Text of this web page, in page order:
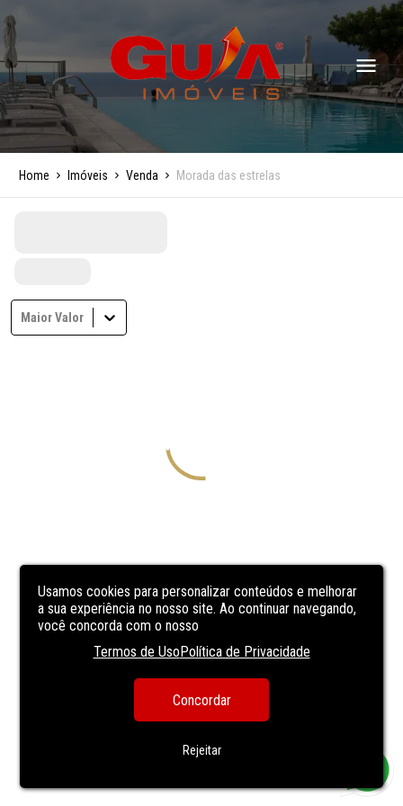
Usamos cookies para personalizar conteúdos e melhorar
a sua experiência no nosso site. Ao continuar navegando,
você concorda com o nosso
Termos de UsoPolítica de Privacidade
Concordar
Rejeitar
Home Imóveis Venda Morada das estrelas
Maior Valor